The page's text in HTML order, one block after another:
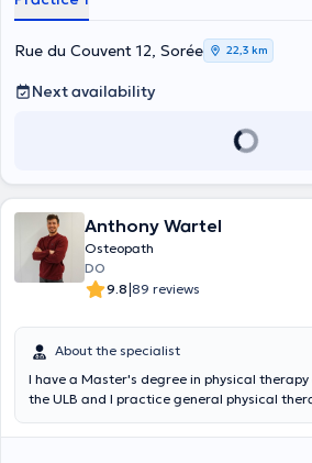
Rue du Couvent 12, Sorée 22,3 km
Next availability
Anthony Wartel
Osteopath
DO
9.8|89 reviews
About the specialist
I have a Master's degree in physical
the ULB and I practice general physical
orthopedic, cardiological, neurological,